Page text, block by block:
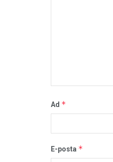
Ad *
E-posta *